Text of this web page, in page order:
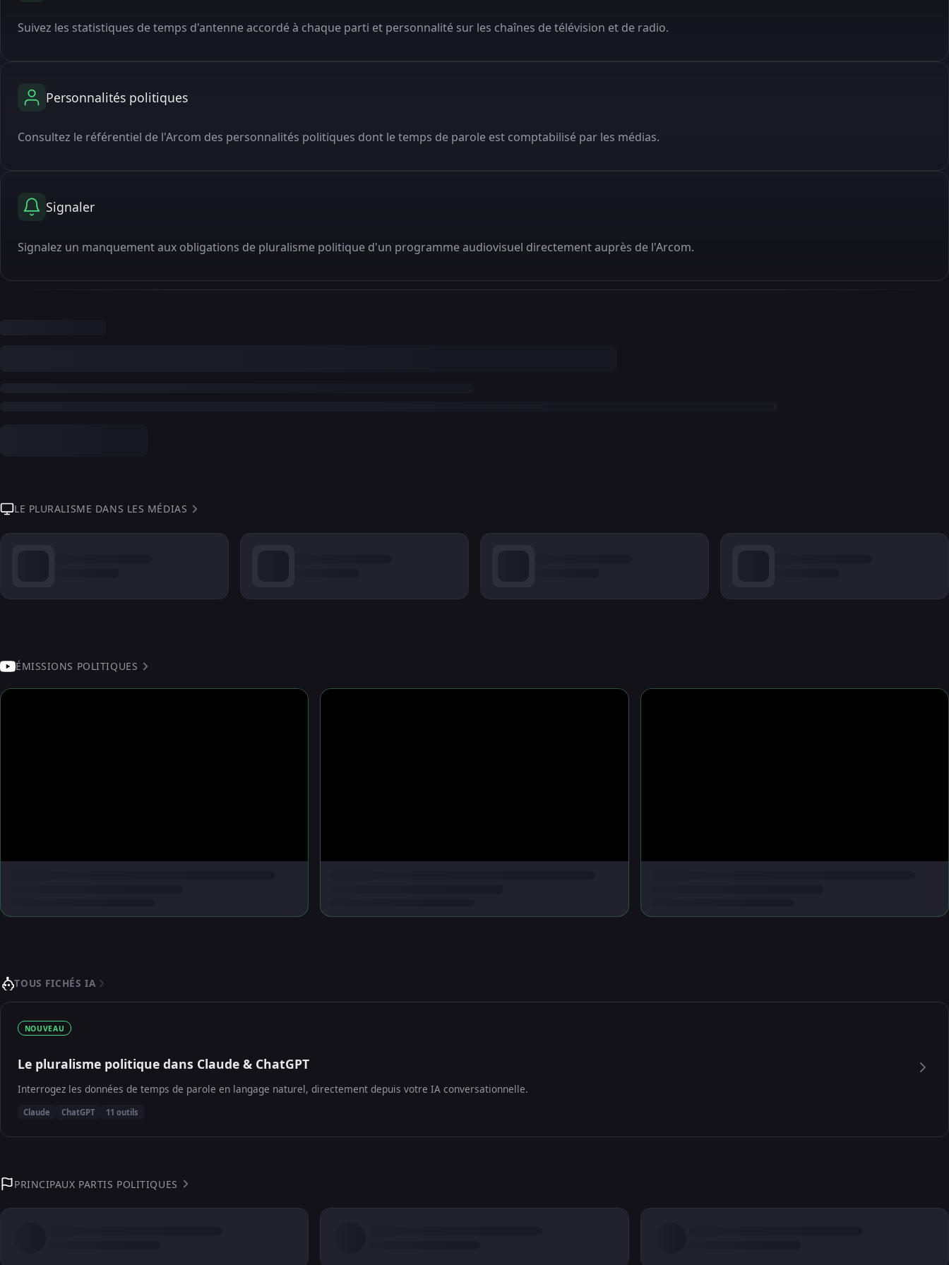
Suivez les statistiques de temps d'antenne accordé à chaque parti et personnalité sur les chaînes de télévision et de radio.
Personnalités politiques
Consultez le référentiel de l'Arcom des personnalités politiques dont le temps de parole est comptabilisé par les médias.
Signaler
Signalez un manquement aux obligations de pluralisme politique d'un programme audiovisuel directement auprès de l'Arcom.
LE PLURALISME DANS LES MÉDIAS
ÉMISSIONS POLITIQUES
TOUS FICHÉS IA
NOUVEAU
Le pluralisme politique dans Claude & ChatGPT
Interrogez les données de temps de parole en langage naturel, directement depuis votre IA conversationnelle.
Claude ChatGPT 11 outils
PRINCIPAUX PARTIS POLITIQUES